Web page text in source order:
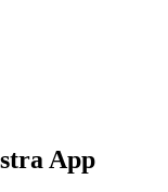
App